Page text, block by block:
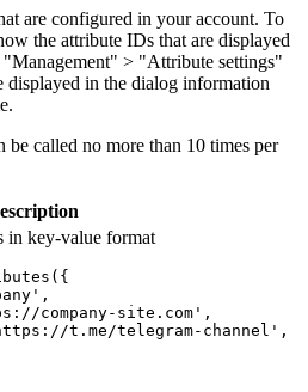
are configured in your account. To
the attribute IDs that are displayed
> "Attribute settings"
displayed in the dialog information
called no more than 10 times per
in key-value format
company-site.com',
t.me/telegram-channel',